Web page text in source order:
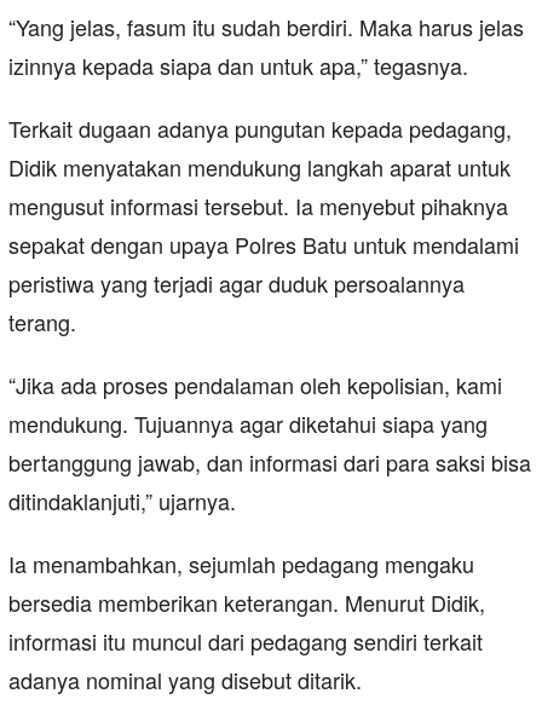
“Yang jelas, fasum itu sudah berdiri. Maka harus jelas
izinnya kepada siapa dan untuk apa,” tegasnya.
Terkait dugaan adanya pungutan kepada pedagang,
Didik menyatakan mendukung langkah aparat untuk
mengusut informasi tersebut. Ia menyebut pihaknya
sepakat dengan upaya Polres Batu untuk mendalami
peristiwa yang terjadi agar duduk persoalannya
terang.
“Jika ada proses pendalaman oleh kepolisian, kami
mendukung. Tujuannya agar diketahui siapa yang
bertanggung jawab, dan informasi dari para saksi bisa
ditindaklanjuti,” ujarnya.
Ia menambahkan, sejumlah pedagang mengaku
bersedia memberikan keterangan. Menurut Didik,
informasi itu muncul dari pedagang sendiri terkait
adanya nominal yang disebut ditarik.